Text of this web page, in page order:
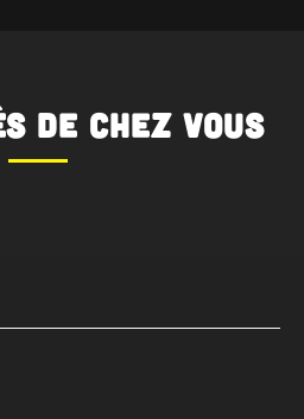
de chez vous